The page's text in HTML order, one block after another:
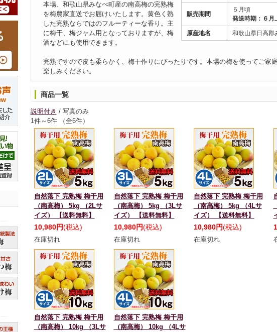
販売期間
５月頃
発送時期：６月
原産地名 和歌山県日高郡
本場、和歌山県みなべ町産の南高梅の完熟梅
を梅農家直送でお届けいたします。黄色く熟
した完熟ならではのフルーティーな香り。主
に梅干、梅ジャム用となっておりますが、梅
酒などにも使用できます。
完熟ですので皮も柔らかく、梅干作りにぴったりです。本場の梅を使ってご家
楽しみください。
商品一覧
説明付き / 写真のみ
1件～6件 （全6件）
自然落下 完熟梅 梅干用
（南高梅） 5kg （2Lサ
イズ） 【送料無料】
10,980円(税込)
在庫切れ
自然落下 完熟梅 梅干用
（南高梅） 5kg （3Lサ
イズ） 【送料無料】
10,980円(税込)
在庫切れ
自然落下 完熟梅 梅干用
（南高梅） 5kg （4Lサ
イズ） 【送料無料】
10,980円(税込)
在庫切れ
自然落下 完熟梅 梅干用
（南高梅） 10kg （3Lサ
自然落下 完熟梅 梅干用
（南高梅） 10kg （4Lサ